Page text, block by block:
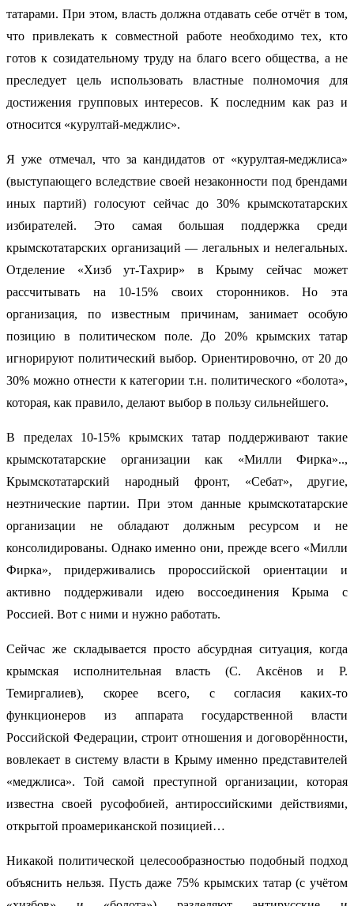
татарами. При этом, власть должна отдавать себе отчёт в том,
что привлекать к совместной работе необходимо тех, кто
готов к созидательному труду на благо всего общества, а не
преследует цель использовать властные полномочия для
достижения групповых интересов. К последним как раз и
относится «курултай-меджлис».
Я уже отмечал, что за кандидатов от «курултая-меджлиса»
(выступающего вследствие своей незаконности под брендами
иных партий) голосуют сейчас до 30% крымскотатарских
избирателей. Это самая большая поддержка среди
крымскотатарских организаций — легальных и нелегальных.
Отделение «Хизб ут-Тахрир» в Крыму сейчас может
рассчитывать на 10-15% своих сторонников. Но эта
организация, по известным причинам, занимает особую
позицию в политическом поле. До 20% крымских татар
игнорируют политический выбор. Ориентировочно, от 20 до
30% можно отнести к категории т.н. политического «болота»,
которая, как правило, делают выбор в пользу сильнейшего.
В пределах 10-15% крымских татар поддерживают такие
крымскотатарские организации как «Милли Фирка»..,
Крымскотатарский народный фронт, «Себат», другие,
неэтнические партии. При этом данные крымскотатарские
организации не обладают должным ресурсом и не
консолидированы. Однако именно они, прежде всего «Милли
Фирка», придерживались пророссийской ориентации и
активно поддерживали идею воссоединения Крыма с
Россией. Вот с ними и нужно работать.
Сейчас же складывается просто абсурдная ситуация, когда
крымская исполнительная власть (С. Аксёнов и Р.
Темиргалиев), скорее всего, с согласия каких-то
функционеров из аппарата государственной власти
Российской Федерации, строит отношения и договорённости,
вовлекает в систему власти в Крыму именно представителей
«меджлиса». Той самой преступной организации, которая
известна своей русофобией, антироссийскими действиями,
открытой проамериканской позицией…
Никакой политической целесообразностью подобный подход
объяснить нельзя. Пусть даже 75% крымских татар (с учётом